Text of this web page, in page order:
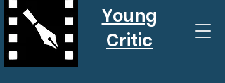
Young
Critic